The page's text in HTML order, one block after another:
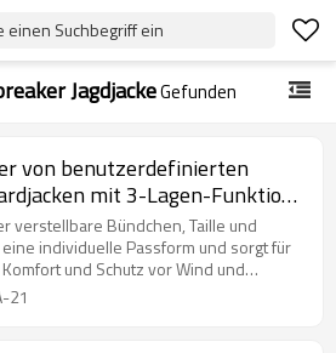
einen Suchbegriff ein
JagdjackeGefunden
von benutzerdefinierten
mit 3-Lagen-Funktion |
verstellbarer Skijacken für
verstellbare Bündchen, Taille und
individuelle Passform und sorgt für
und Schutz vor Wind und
21